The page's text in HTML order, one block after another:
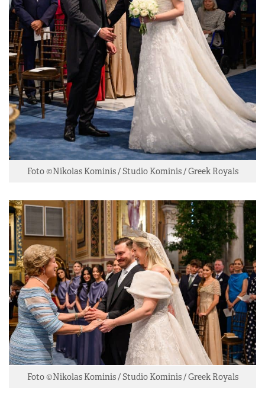
Foto ©Nikolas Kominis / Studio Kominis / Greek Royals
Foto ©Nikolas Kominis / Studio Kominis / Greek Royals